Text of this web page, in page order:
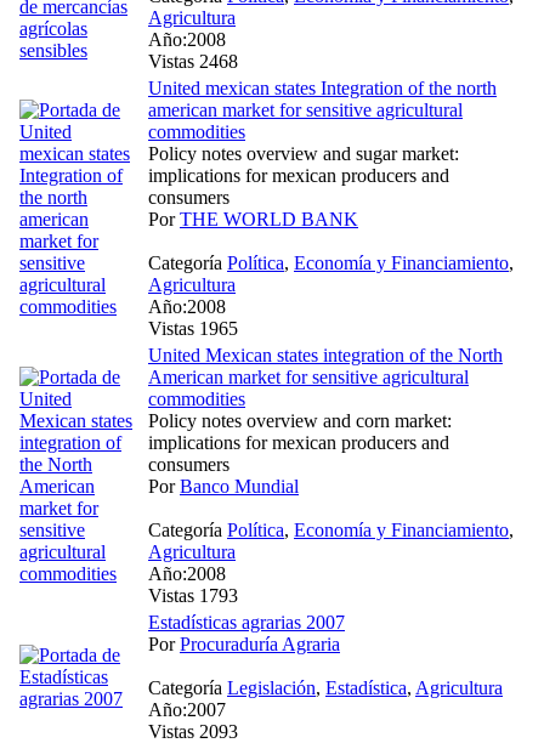
Agricultura
Año:2008
Vistas 2468
United mexican states Integration of the north
american market for sensitive agricultural
commodities
Policy notes overview and sugar market:
implications for mexican producers and
consumers
PorTHE WORLD BANK
Categoría Política, Economía y Financiamiento,
Agricultura
Año:2008
Vistas 1965
United Mexican states integration of the North
American market for sensitive agricultural
commodities
Policy notes overview and corn market:
implications for mexican producers and
consumers
PorBanco Mundial
Categoría Política, Economía y Financiamiento,
Agricultura
Año:2008
Vistas 1793
Estadísticas agrarias 2007
PorProcuraduría Agraria
Categoría Legislación, Estadística, Agricultura
Año:2007
Vistas 2093